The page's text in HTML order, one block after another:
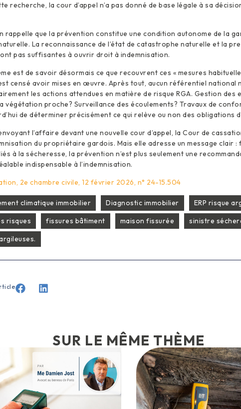
recherche, la cour d’appel n’a pas donné de base légale à sa
rappelle que la prévention constitue une condition autonome de la
La reconnaissance de l’état de catastrophe naturelle et la
pas suffisantes à ouvrir droit à indemnisation.
est de savoir désormais ce que recouvrent ces « mesures
censé avoir mises en œuvre. Après tout, aucun référentiel national
les actions attendues en matière de risque RGA. Gestion des
végétation proche? Surveillance des écoulements? Travaux de
de déterminer précisément ce qui relève ou non des obligations
l’affaire devant une nouvelle cour d’appel, la Cour de
du propriétaire gardois. Mais elle adresse un message clair :
à la sécheresse, la prévention n’est plus seulement une
indispensable à l’indemnisation.
2e chambre civile, 12 février 2026, n° 24-15.504
climatique immobilier Diagnostic immobilier
ERP risque
risques
fissures bâtiment maison fissurée
sinistre
SUR LE MÊME THÈME